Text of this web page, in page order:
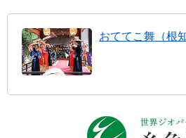
おててこ舞（根